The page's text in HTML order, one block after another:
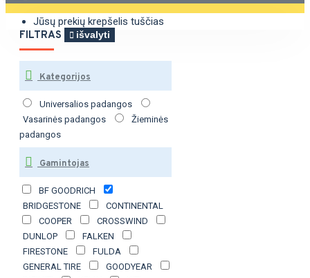
Jūsų prekių krepšelis tuščias
FILTRAS išvalyti
Kategorijos
Universalios padangos
Vasarinės padangos
Žieminės
padangos
Gamintojas
BF GOODRICH
BRIDGESTONE
CONTINENTAL
COOPER
CROSSWIND
DUNLOP
FALKEN
FIRESTONE
FULDA
GENERAL TIRE
GOODYEAR